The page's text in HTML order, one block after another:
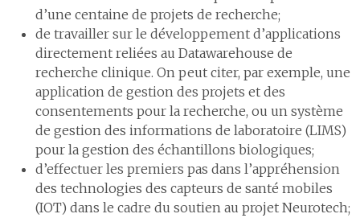
d’une centaine de projets de recherche;
de travailler sur le développement d’applications
directement reliées au Datawarehouse de
recherche clinique. On peut citer, par exemple, une
application de gestion des projets et des
consentements pour la recherche, ou un système
de gestion des informations de laboratoire (LIMS)
pour la gestion des échantillons biologiques;
d’effectuer les premiers pas dans l’appréhension
des technologies des capteurs de santé mobiles
(IOT) dans le cadre du soutien au projet Neurotech;